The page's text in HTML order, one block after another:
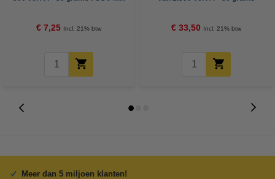
€ 7,25 Incl. 21% btw € 33,50 Incl. 21% btw
Meer dan 5 miljoen klanten!